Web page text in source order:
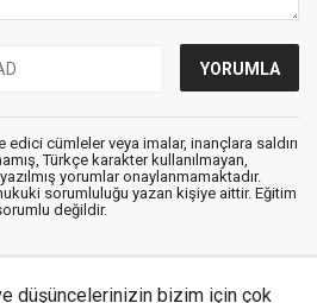
edici cümleler veya imalar, inançlara saldırı
Türkçe karakter kullanılmayan,
yazılmış yorumlar onaylanmamaktadır.
sorumluluğu yazan kişiye aittir. Eğitim
değildir.
düşüncelerinizin bizim için çok